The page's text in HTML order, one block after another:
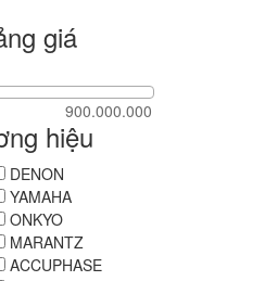
giá
hiệu
DENON
YAMAHA
ONKYO
MARANTZ
ACCUPHASE